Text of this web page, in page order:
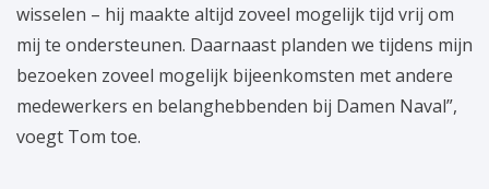
wisselen – hij maakte altijd zoveel mogelijk tijd vrij om
mij te ondersteunen. Daarnaast planden we tijdens mijn
bezoeken zoveel mogelijk bijeenkomsten met andere
medewerkers en belanghebbenden bij Damen Naval”,
voegt Tom toe.